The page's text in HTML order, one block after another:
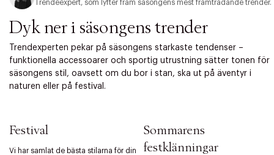
Trendeexpert, som lyfter fram säsongens mest framträdande trender.
Dyk ner i säsongens trender
Trendexperten pekar på säsongens starkaste tendenser –
funktionella accessoarer och sportig utrustning sätter tonen för
säsongens stil, oavsett om du bor i stan, ska ut på äventyr i
naturen eller på festival.
Festival
Vi har samlat de bästa stilarna för din
Sommarens
festklänningar